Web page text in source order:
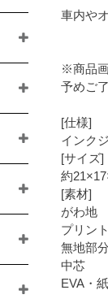
車内や
※商品
予めご
[仕様]
インク
[サイズ]
約
[素材]
がわ地
プリン
無地部
中芯
EVA・紙